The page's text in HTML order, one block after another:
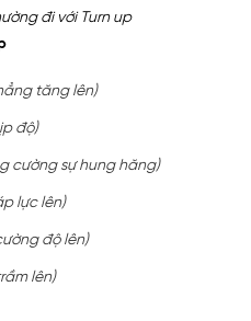
đi với Turn up
tăng lên)
độ)
cường sự hung hăng)
lực lên)
độ lên)
lên)